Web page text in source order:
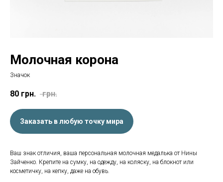
Молочная корона
Значок
80 грн. грн.
Заказать в любую точку мира
Ваш знак отличия, ваша персональная молочная медалька от Нины
Зайченко. Крепите на сумку, на одежду, на коляску, на блокнот или
косметичку, на кепку, даже на обувь.